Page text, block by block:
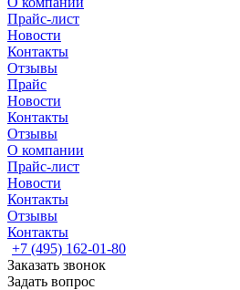
Прайс-лист
Новости
Контакты
Отзывы
Прайс
Новости
Контакты
Отзывы
О компании
Прайс-лист
Новости
Контакты
Отзывы
Контакты
+7 (495) 162-01-80
Заказать звонок
Задать вопрос